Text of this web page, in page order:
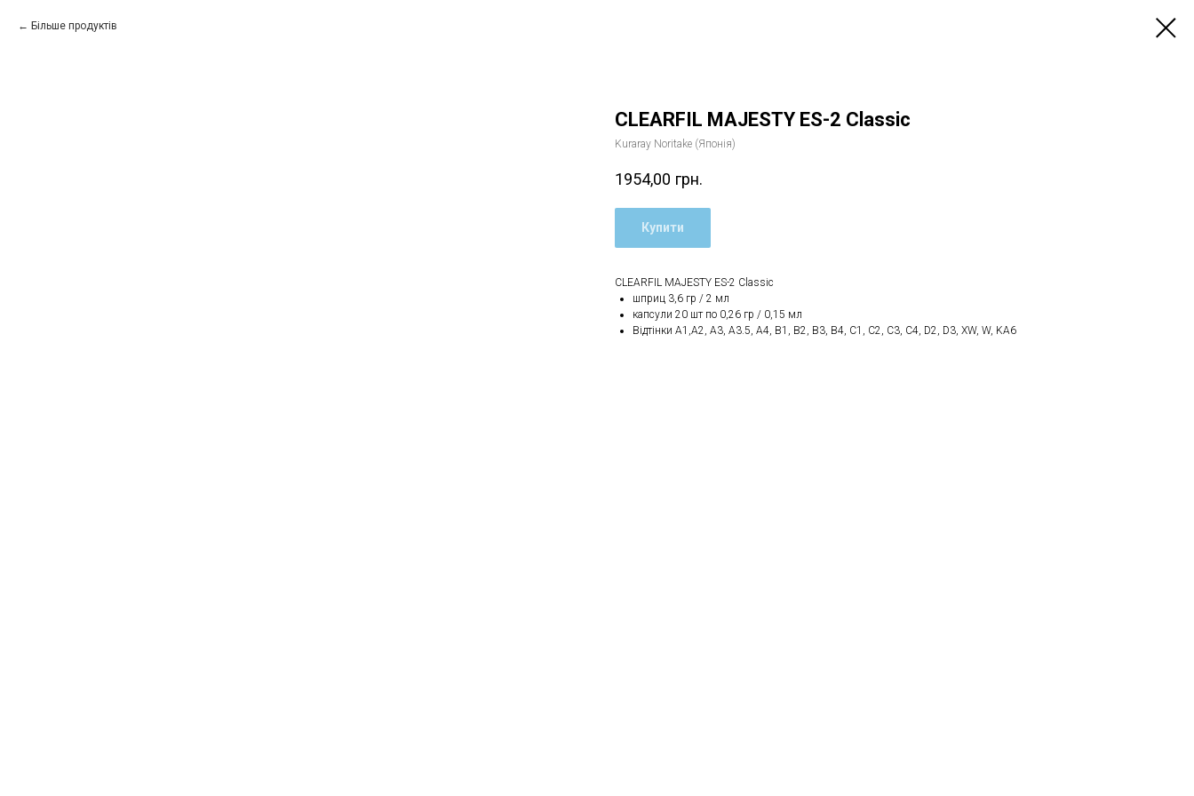
Більше продуктів
CLEARFIL MAJESTY ES-2 Classic
Kuraray Noritake (Японія)
1954,00 грн.
Купити
CLEARFIL MAJESTY ES-2 Classic
шприц 3,6 гр / 2 мл
капсули 20 шт по 0,26 гр / 0,15 мл
Відтінки А1,A2, A3, A3.5, А4, B1, B2, B3, B4, C1, C2, C3, C4, D2, D3, XW, W, KA6